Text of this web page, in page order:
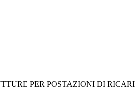
PER POSTAZIONI DI